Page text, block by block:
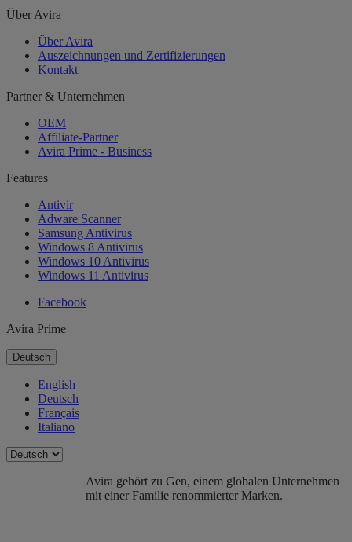
Über Avira
Über Avira
Auszeichnungen und Zertifizierungen
Kontakt
Partner & Unternehmen
OEM
Affiliate-Partner
Avira Prime - Business
Features
Antivir
Adware Scanner
Samsung Antivirus
Windows 8 Antivirus
Windows 10 Antivirus
Windows 11 Antivirus
Facebook
Avira Prime
Deutsch
English
Deutsch
Français
Italiano
Avira gehört zu Gen, einem globalen Unternehmen
mit einer Familie renommierter Marken.